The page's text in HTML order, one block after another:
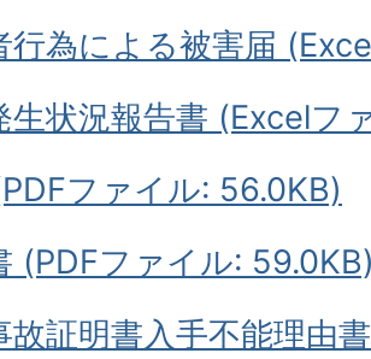
行為による被害届
生状況報告書 (Excelフ
ファイル: 56.0KB)
(PDFファイル:
故証明書入手不能理由